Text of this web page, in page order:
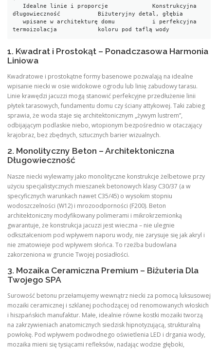
długowieczność           Biżuteryjny detal, głębia
   wpisane w architekturę domu           i perfekcyjna
1. Kwadrat i Prostokąt – Ponadczasowa Harmonia
Liniowa
Kwadratowe i prostokątne formy basenowe pozwalają na idealne
wpisanie niecki w osie widokowe ogrodu lub linię zabudowy tarasu.
Linie krawędzi jacuzzi mogą stanowić perfekcyjne przedłużenie linii
płytek tarasowych, fundamentu domu czy ściany attykowej. Taki zabieg
sprawia, że woda staje się architektonicznym „żywym lustrem”,
odbijającym podlaskie niebo, wtopionym bezpośrednio w otaczający
krajobraz, bez zbędnych, sztucznych barier wizualnych.
2. Monolityczny Beton – Architektoniczna
Długowieczność
Nasze niecki wylewamy jako monolityczne konstrukcje żelbetowe przy
użyciu specjalistycznych mieszanek betonowych klasy C30/37 (a w
specyficznych warunkach nawet C35/45) o wysokim stopniu
wodoszczelności (W12) i mrozoodporności (F200). Beton
architektoniczny modyfikowany polimerami i mikrokrzemionką
gwarantuje, że konstrukcja jacuzzi jest wieczna – nie ulegnie
odkształceniom pod wpływem naporu wody, nie zarysuje się jak akryl i
nie zmatowieje pod wpływem słońca. To rzeźba budowlana
zakorzeniona w gruncie Twojej posiadłości.
3. Mozaika Ceramiczna Premium – Biżuteria Dla
Twojego SPA
Surowość betonu przełamujemy wewnątrz niecki za pomocą luksusowej
mozaiki ceramicznej i szklanej pochodzącej od renomowanych włoskich
i hiszpańskich manufaktur. Małe, idealnie równe kostki mozaiki tworzą
na zakrzywieniach anatomicznych siedzisk hipnotyzującą, strukturalną
powłokę. Pod wpływem podwodnego oświetlenia LED i drgania wody,
mozaika mieni się tysiącami refleksów, nadając wodzie głęboki,